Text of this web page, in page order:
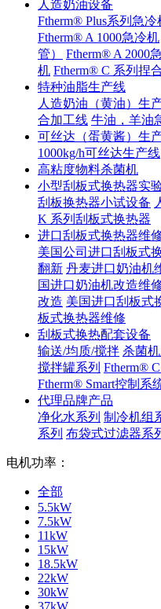
人造奶油设备
Ftherm® Plus系列急冷
Ftherm® A 1000急冷机
管）
Ftherm® A 2000
机 Ftherm® C 系列捏
特种油脂生产线
人造奶油（黄油）生
合加工线 牛油，羊油
可丝达（蛋黄酱）生
1000kg/h可丝达生产线
高粘度物料杀菌机
小型刮板式换热器实
刮板换热器小试设备
K 系列刮板式换热器
进口刮板式换热器维
美国公司进口刮板式
翻新 丹麦进口奶油机
国进口奶油机改造维
改造 美国进口刮板式
板式换热器维修
刮板式换热配套设备
输送/均质/搅拌 杀菌机
搅拌罐系列 Ftherm®
Ftherm® Smart控制系
代理品牌产品
净化水系列 制冷机组
系列 布袋式过滤器系
电机功率：
全部
5.5kW
7.5kW
11kW
15kW
18.5kW
22kW
30kW
37kW